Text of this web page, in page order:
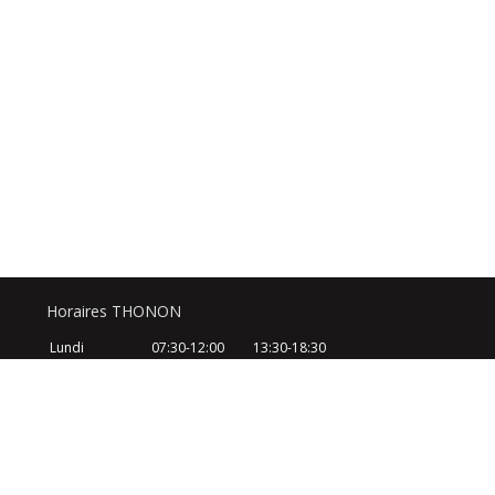
Horaires THONON
Lundi 07:30-12:00
13:30-18:30